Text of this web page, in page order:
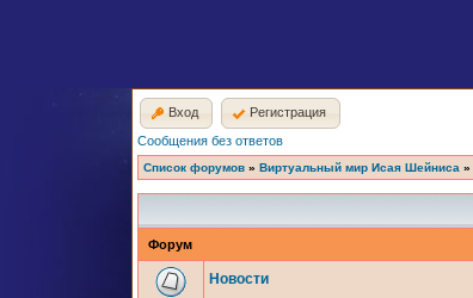
Вход Регистрация
Сообщения без ответов
Список форумов » Виртуальный мир Исая Шейниса »
Форум
Новости